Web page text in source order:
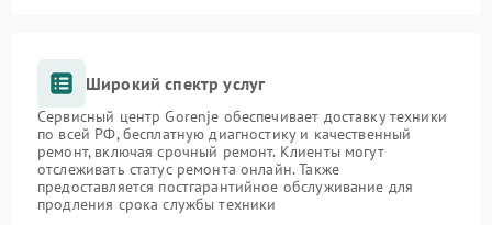
Широкий спектр услуг
Сервисный центр Gorenje обеспечивает доставку техники
по всей РФ, бесплатную диагностику и качественный
ремонт, включая срочный ремонт. Клиенты могут
отслеживать статус ремонта онлайн. Также
предоставляется постгарантийное обслуживание для
продления срока службы техники